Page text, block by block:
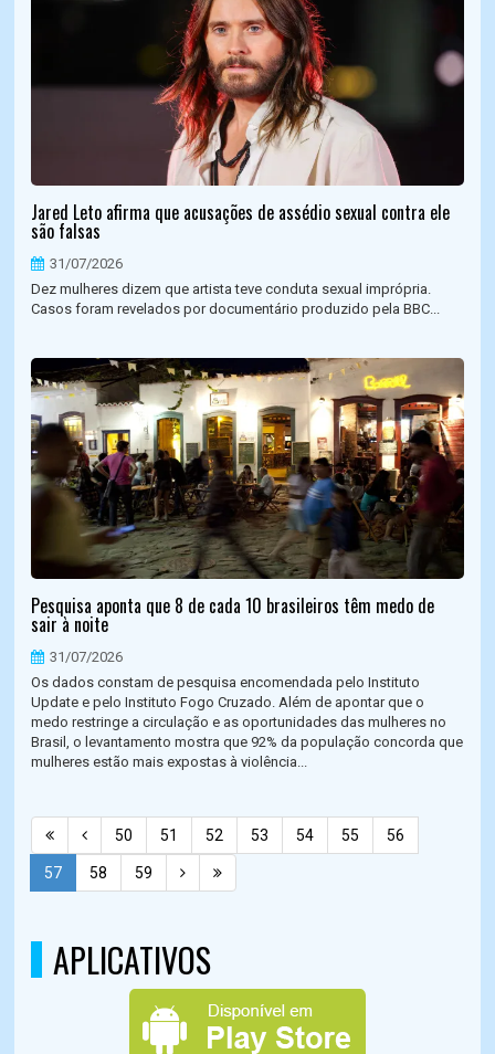
Jared Leto afirma que acusações de assédio sexual contra ele
são falsas
31/07/2026
Dez mulheres dizem que artista teve conduta sexual imprópria.
Casos foram revelados por documentário produzido pela BBC...
Pesquisa aponta que 8 de cada 10 brasileiros têm medo de
sair à noite
31/07/2026
Os dados constam de pesquisa encomendada pelo Instituto
Update e pelo Instituto Fogo Cruzado. Além de apontar que o
medo restringe a circulação e as oportunidades das mulheres no
Brasil, o levantamento mostra que 92% da população concorda que
mulheres estão mais expostas à violência...
50 51 52 53 54 55 56
57 58 59
APLICATIVOS